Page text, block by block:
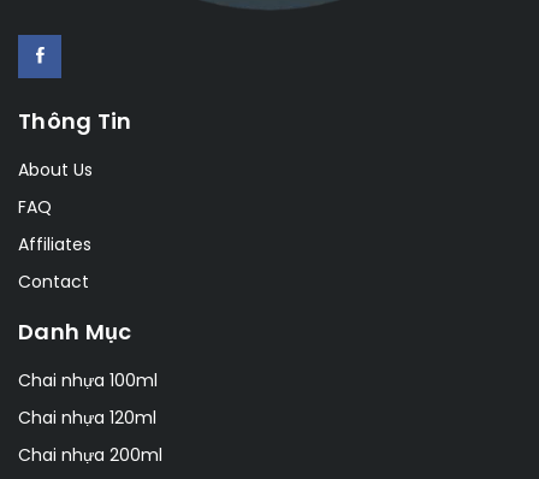
Thông Tin
About Us
FAQ
Affiliates
Contact
Danh Mục
Chai nhựa 100ml
Chai nhựa 120ml
Chai nhựa 200ml